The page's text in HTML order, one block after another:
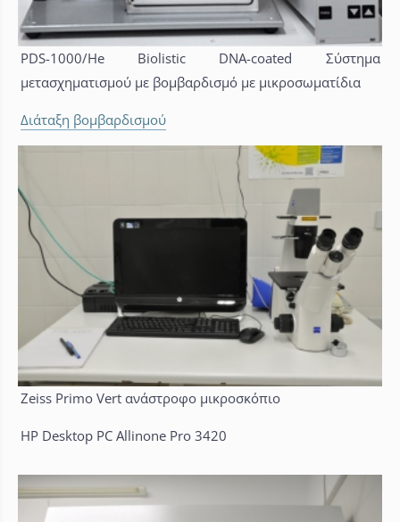
PDS-1000/He Biolistic DNA-coated Σύστημα
μετασχηματισμού με βομβαρδισμό με μικροσωματίδια
Διάταξη βομβαρδισμού
Zeiss Primo Vert ανάστροφο μικροσκόπιο
HP Desktop PC Allinone Pro 3420